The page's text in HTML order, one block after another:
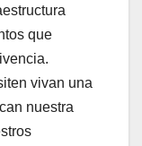
que
vivan una
nuestra